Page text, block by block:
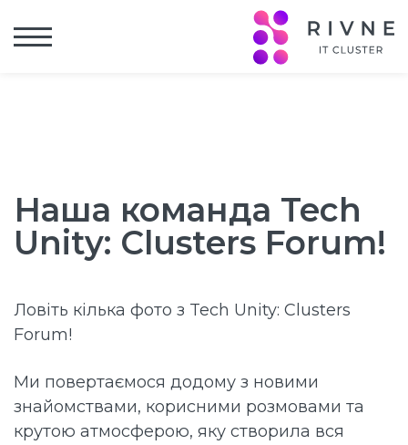
Наша команда Tech
Unity: Clusters Forum!
Ловіть кілька фото з Tech Unity: Clusters
Forum!
Ми повертаємося додому з новими
знайомствами, корисними розмовами та
крутою атмосферою, яку створила вся